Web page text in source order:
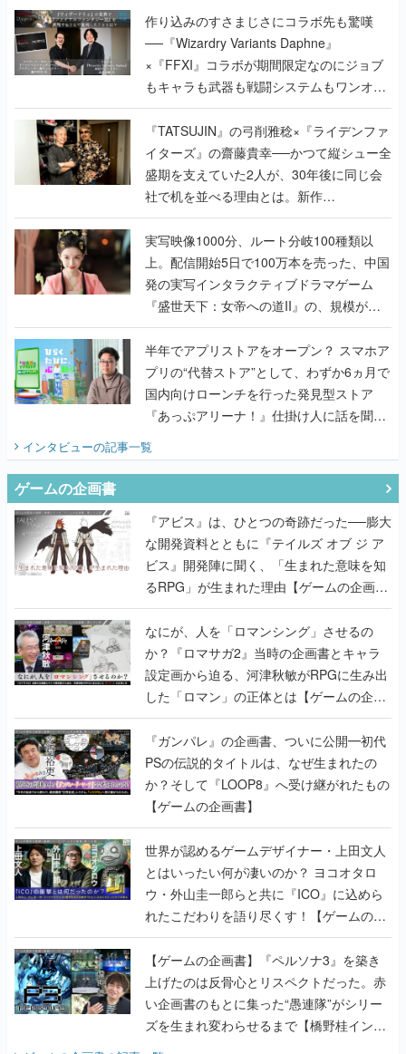
作り込みのすさまじさにコラボ先も驚嘆
──『Wizardry Variants Daphne』
×『FFXI』コラボが期間限定なのにジョブ
もキャラも武器も戦闘システムもワンオフ
で作り込まれた理由を両ディレクターに聞
く
『TATSUJIN』の弓削雅稔×『ライデンファ
イターズ』の齋藤貴幸──かつて縦シュー全
盛期を支えていた2人が、30年後に同じ会
社で机を並べる理由とは。新作
『TATSUJIN EXTREME』で初タッグを組
んだレジェンド2人に訊く開発秘話
実写映像1000分、ルート分岐100種類以
上。配信開始5日で100万本を売った、中国
発の実写インタラクティブドラマゲーム
『盛世天下：女帝への道II』の、規模が違
うこだわりをプロデューサーに聞いた
半年でアプリストアをオープン？ スマホア
プリの“代替ストア”として、わずか6ヵ月で
国内向けローンチを行った発見型ストア
『あっぷアリーナ！』仕掛け人に話を聞い
てみた
インタビューの記事一覧
ゲームの企画書
『アビス』は、ひとつの奇跡だった──膨大
な開発資料とともに『テイルズ オブ ジ ア
ビス』開発陣に聞く、「生まれた意味を知
るRPG」が生まれた理由【ゲームの企画
書】
なにが、人を「ロマンシング」させるの
か？『ロマサガ2』当時の企画書とキャラ
設定画から迫る、河津秋敏がRPGに生み出
した「ロマン」の正体とは【ゲームの企画
書】
『ガンパレ』の企画書、ついに公開━初代
PSの伝説的タイトルは、なぜ生まれたの
か？そして『LOOP8』へ受け継がれたもの
【ゲームの企画書】
世界が認めるゲームデザイナー・上田文人
とはいったい何が凄いのか？ ヨコオタロ
ウ・外山圭一郎らと共に『ICO』に込めら
れたこだわりを語り尽くす！【ゲームの企
画書】
【ゲームの企画書】『ペルソナ3』を築き
上げたのは反骨心とリスペクトだった。赤
い企画書のもとに集った“愚連隊”がシリー
ズを生まれ変わらせるまで【橋野桂インタ
ビュー】